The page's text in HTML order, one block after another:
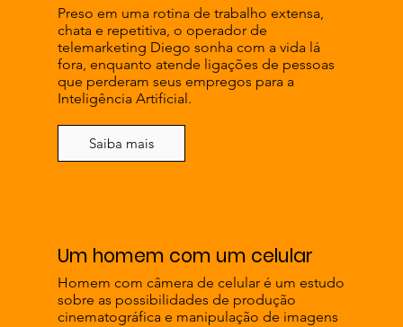
Preso em uma rotina de trabalho extensa,
chata e repetitiva, o operador de
telemarketing Diego sonha com a vida lá
fora, enquanto atende ligações de pessoas
que perderam seus empregos para a
Inteligência Artificial.
Saiba mais
Um homem com um celular
Homem com câmera de celular é um estudo
sobre as possibilidades de produção
cinematográfica e manipulação de imagens